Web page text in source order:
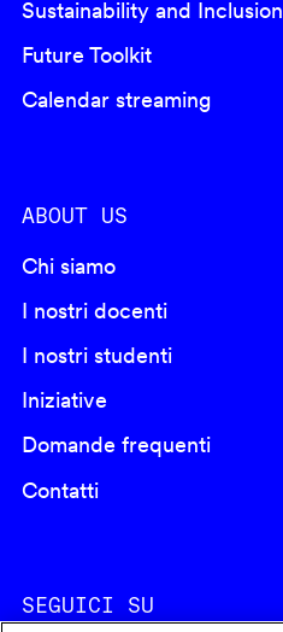
Sustainability and Inclusion
Future Toolkit
Calendar streaming
ABOUT US
Chi siamo
I nostri docenti
I nostri studenti
Iniziative
Domande frequenti
Contatti
SEGUICI SU